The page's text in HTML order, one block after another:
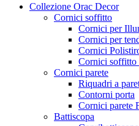
Collezione Orac Decor
Cornici soffitto
Cornici per
Cornici per
Cornici
Cornici soffitto
Cornici parete
Riquadri a
Contorni porta
Cornici parete
Battiscopa